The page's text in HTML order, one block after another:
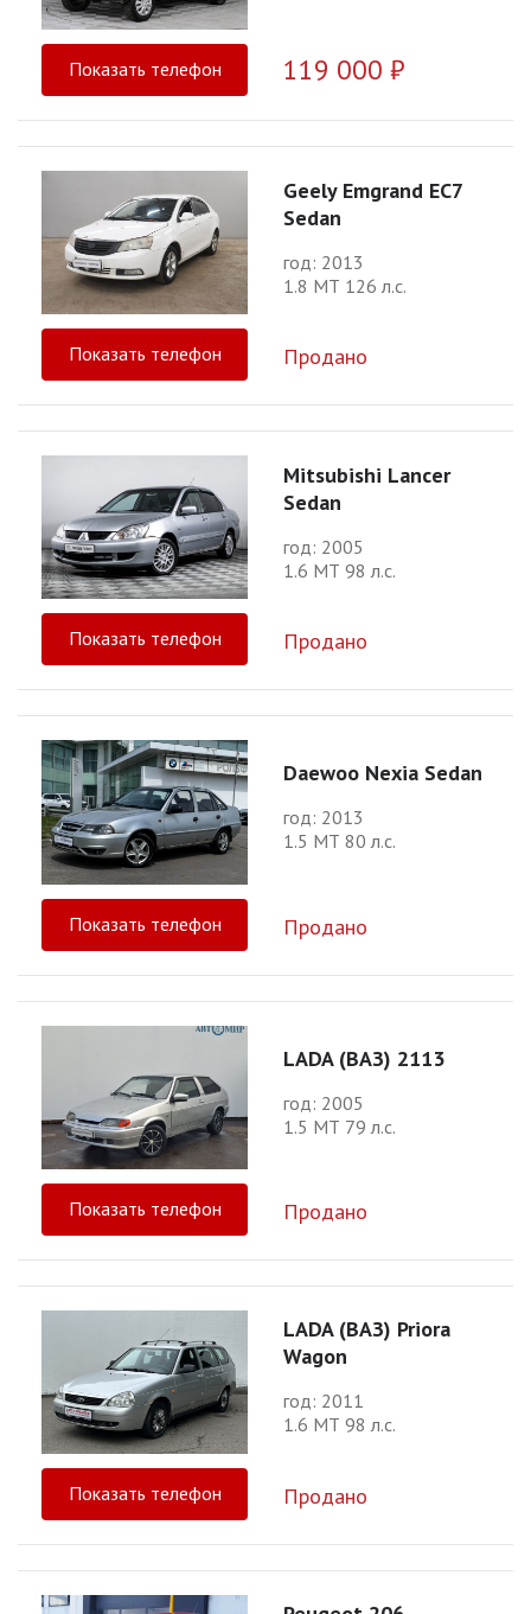
Показать телефон 119 000 ₽
Geely Emgrand EC7
Sedan
год: 2013
1.8 МТ 126 л.с.
Показать телефон Продано
Mitsubishi Lancer
Sedan
год: 2005
1.6 МТ 98 л.с.
Показать телефон Продано
Daewoo Nexia Sedan
год: 2013
1.5 МТ 80 л.с.
Показать телефон Продано
LADA (ВАЗ) 2113
год: 2005
1.5 МТ 79 л.с.
Показать телефон Продано
LADA (ВАЗ) Priora
Wagon
год: 2011
1.6 МТ 98 л.с.
Показать телефон Продано